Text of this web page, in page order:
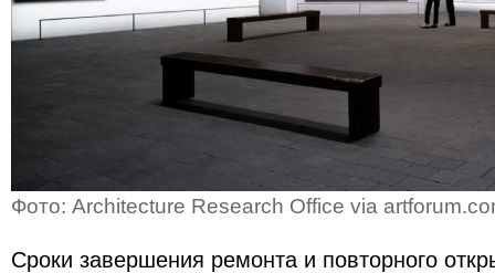
Фото: Architecture Research Office via
Сроки завершения ремонта и повторного